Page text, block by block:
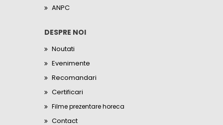
ANPC
DESPRE NOI
Noutati
Evenimente
Recomandari
Certificari
Filme prezentare horeca
Contact